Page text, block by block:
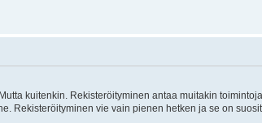
kuitenkin. Rekisteröityminen antaa muitakin
Rekisteröityminen vie vain pienen hetken ja se on